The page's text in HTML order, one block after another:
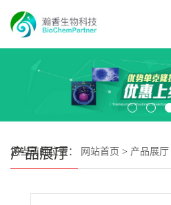
产品展厅
您当前的位置： 网站首页 > 产品展厅